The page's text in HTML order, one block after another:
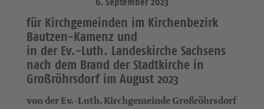
für Kirchgemeinden im Kirchenbezirk
Bautzen-Kamenz und
in der Ev.-Luth. Landeskirche Sachsens
nach dem Brand der Stadtkirche in
Großröhrsdorf im August 2023
von der Ev.-Luth. Kirchgemeinde Großröhrsdorf